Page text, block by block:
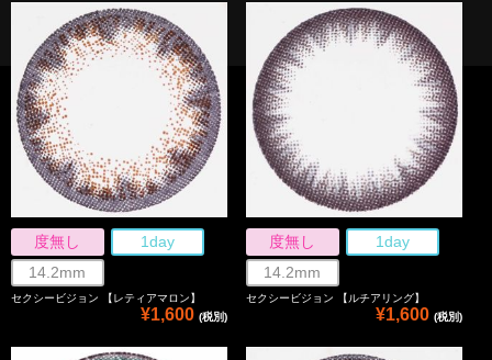
度無し
1day
14.2mm
セクシービジョン 【レティアマロン】
¥1,600 (税別)
度無し
1day
14.2mm
セクシービジョン 【ルチアリング】
¥1,600 (税別)